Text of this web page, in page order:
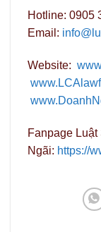
Hotline: 0905
Email:
Website:
Fanpage
Ngãi: https://